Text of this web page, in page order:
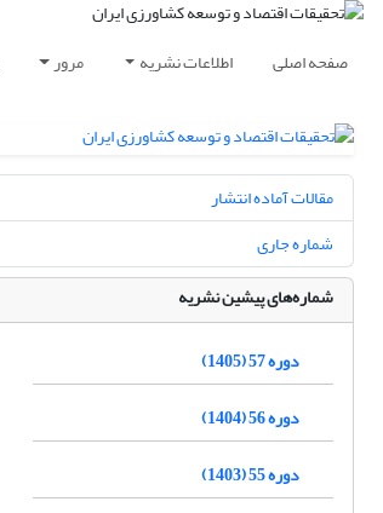
صفحه اصلی اطلاعات نشریه مرور
مقالات آماده انتشار
شماره جاری
شماره‌های پیشین نشریه
دوره 57 (1405)
دوره 56 (1404)
دوره 55 (1403)